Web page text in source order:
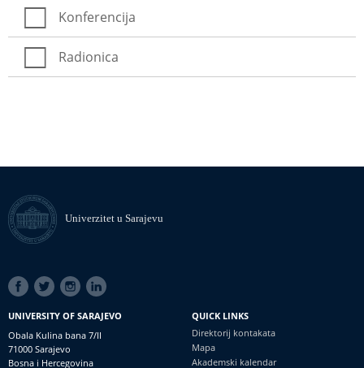
Konferencija
Radionica
Univerzitet u Sarajevu
SOCIAL
LINKS
UNIVERSITY OF SARAJEVO
Obala Kulina bana 7/II
71000 Sarajevo
Bosna i Hercegovina
QUICK LINKS
Direktorij kontakata
Mapa
Akademski kalendar